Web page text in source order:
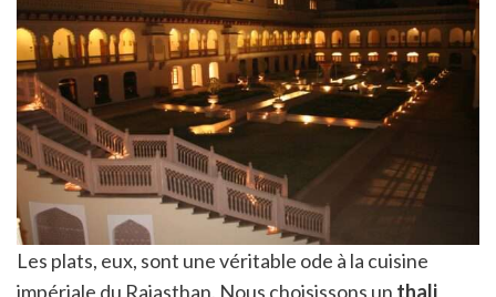
Les plats, eux, sont une véritable ode à la cuisine
impériale du Rajasthan. Nous choisissons un thali